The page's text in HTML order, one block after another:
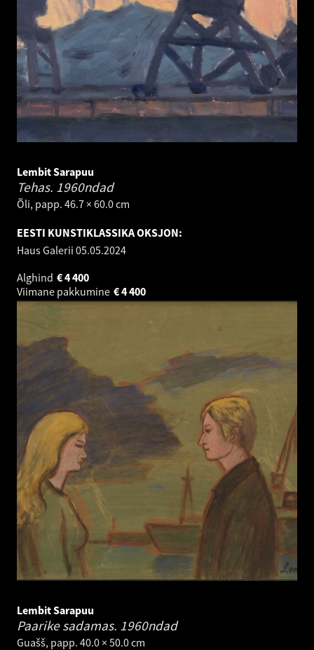
Lembit Sarapuu
Tehas. 1960ndad
Õli, papp. 46.7 × 60.0 cm
EESTI KUNSTIKLASSIKA OKSJON:
Haus Galerii 05.05.2024
Alghind
4 400
€
Viimane pakkumine
4 400
€
Lembit Sarapuu
Paarike sadamas. 1960ndad
Guašš, papp. 40.0 × 50.0 cm